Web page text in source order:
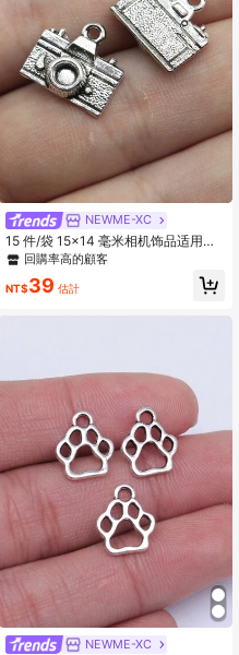
NEWME-XC
15 件/袋 15x14 毫米相机饰品适用于
DIY 耳环、项链、手链、钥匙扣制作
回購率高的顧客
NT$39 估計
NEWME-XC